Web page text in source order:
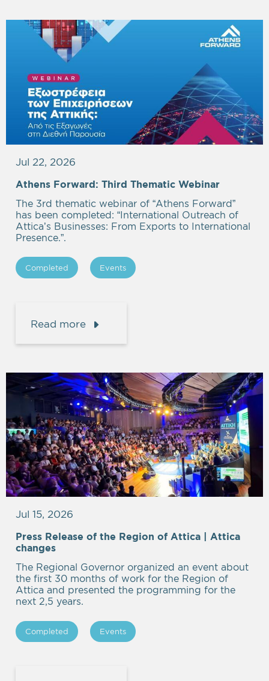
Jul 22, 2026
Athens Forward: Third Thematic Webinar
The 3rd thematic webinar of “Athens Forward”
has been completed: “International Outreach of
Attica’s Businesses: From Exports to International
Presence.”.
Completed Events
Read more
Jul 15, 2026
Press Release of the Region of Attica | Attica
changes
The Regional Governor organized an event about
the first 30 months of work for the Region of
Attica and presented the programming for the
next 2,5 years.
Completed Events